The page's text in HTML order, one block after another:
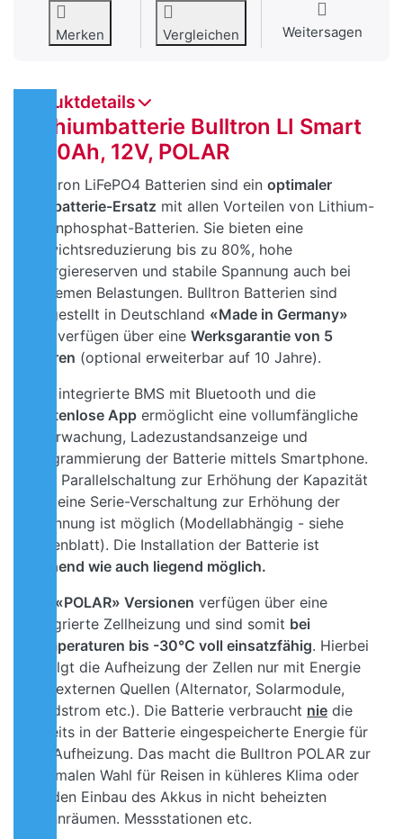
Merken Vergleichen Weitersagen
Produktdetails
Lithiumbatterie Bulltron LI Smart
300Ah, 12V, POLAR
Bulltron LiFePO4 Batterien sind ein optimaler
Bleibatterie-Ersatz mit allen Vorteilen von Lithium-
Eisenphosphat-Batterien. Sie bieten eine
Gewichtsreduzierung bis zu 80%, hohe
Energiereserven und stabile Spannung auch bei
extremen Belastungen. Bulltron Batterien sind
hergestellt in Deutschland «Made in Germany»
und verfügen über eine Werksgarantie von 5
Jahren (optional erweiterbar auf 10 Jahre).
Das integrierte BMS mit Bluetooth und die
kostenlose App ermöglicht eine vollumfängliche
Überwachung, Ladezustandsanzeige und
Programmierung der Batterie mittels Smartphone.
Eine Parallelschaltung zur Erhöhung der Kapazität
und eine Serie-Verschaltung zur Erhöhung der
Spannung ist möglich (Modellabhängig - siehe
Datenblatt). Die Installation der Batterie ist
stehend wie auch liegend möglich.
«POLAR» Versionen verfügen über eine
integrierte Zellheizung und sind somit bei
Temperaturen bis -30°C voll einsatzfähig. Hierbei
erfolgt die Aufheizung der Zellen nur mit Energie
aus externen Quellen (Alternator, Solarmodule,
Landstrom etc.). Die Batterie verbraucht nie die
bereits in der Batterie eingespeicherte Energie für
die Aufheizung. Das macht die Bulltron POLAR zur
optimalen Wahl für Reisen in kühleres Klima oder
für den Einbau des Akkus in nicht beheizten
Wohnräumen. Messstationen etc.